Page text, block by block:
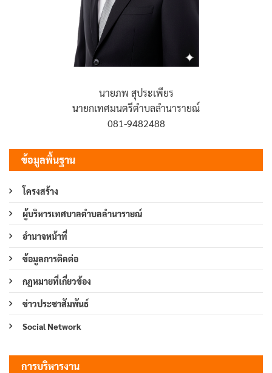
นายภพ สุประเพียร
นายกเทศมนตรีตำบลลำนารายณ์
081-9482488
ข้อมูลพื้นฐาน
โครงสร้าง
ผู้บริหารเทศบาลตำบลลำนารายณ์
อำนาจหน้าที่
ข้อมูลการติดต่อ
กฎหมายที่เกี่ยวข้อง
ข่าวประชาสัมพันธ์
Social Network
การบริหารงาน